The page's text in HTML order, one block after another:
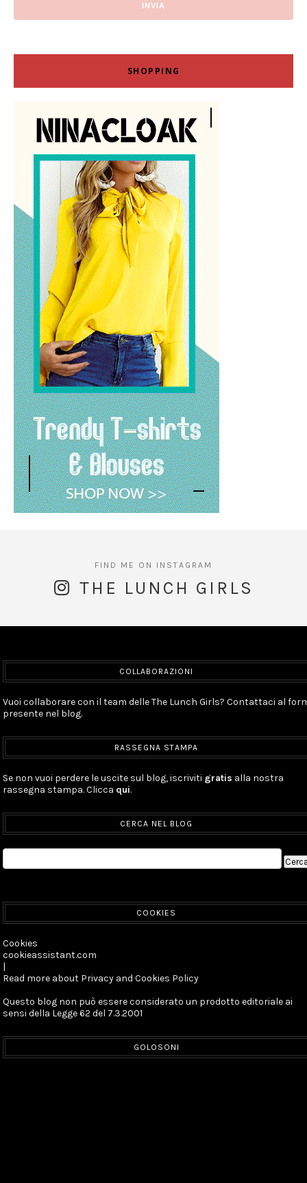
SHOPPING
THE LUNCH GIRLS
COLLABORAZIONI
Vuoi collaborare con il team delle The Lunch Girls? Contattaci al
presente nel blog.
RASSEGNA STAMPA
Se non vuoi perdere le uscite sul blog, iscriviti gratis alla nostra
rassegna stampa. Clicca qui.
CERCA NEL BLOG
COOKIES
Cookies
cookieassistant.com
|
Read more about Privacy and Cookies Policy
Questo blog non può essere considerato un prodotto editoriale ai
sensi della Legge 62 del 7.3.2001
GOLOSONI